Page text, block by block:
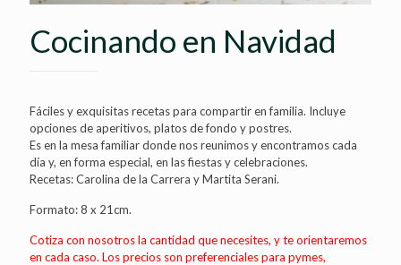
Cocinando en Navidad
Fáciles y exquisitas recetas para compartir en familia. Incluye
opciones de aperitivos, platos de fondo y postres.
Es en la mesa familiar donde nos reunimos y encontramos cada
día y, en forma especial, en las fiestas y celebraciones.
Recetas: Carolina de la Carrera y Martita Serani.
Formato: 8 x 21cm.
Cotiza con nosotros la cantidad que necesites, y te orientaremos
en cada caso. Los precios son preferenciales para pymes,